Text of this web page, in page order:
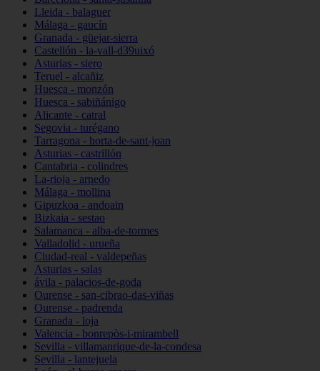
Lleida - balaguer
Málaga - gaucín
Granada - güejar-sierra
Castellón - la-vall-d39uixó
Asturias - siero
Teruel - alcañiz
Huesca - monzón
Huesca - sabiñánigo
Alicante - catral
Segovia - turégano
Tarragona - horta-de-sant-joan
Asturias - castrillón
Cantabria - colindres
La-rioja - arnedo
Málaga - mollina
Gipuzkoa - andoain
Bizkaia - sestao
Salamanca - alba-de-tormes
Valladolid - urueña
Ciudad-real - valdepeñas
Asturias - salas
ávila - palacios-de-goda
Ourense - san-cibrao-das-viñas
Ourense - padrenda
Granada - loja
Valencia - bonrepòs-i-mirambell
Sevilla - villamanrique-de-la-condesa
Sevilla - lantejuela